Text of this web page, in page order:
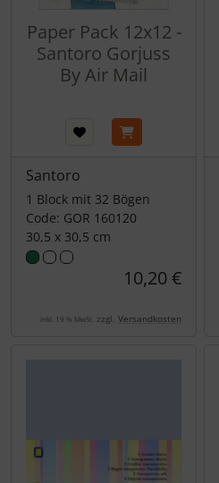
Paper Pack 12x12 -
Santoro Gorjuss
By Air Mail
Santoro
1 Block mit 32 Bögen
Code: GOR 160120
30,5 x 30,5 cm
10,20 €
inkl. 19 % MwSt. zzgl. Versandkosten